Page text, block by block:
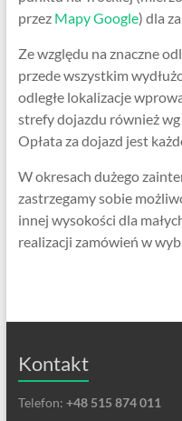
przez Mapy Google) dla
Ze względu na znaczne
przede wszystkim
odległe lokalizacje
strefy dojazdu również
Opłata za dojazd jest
W okresach dużego
zastrzegamy sobie
innej wysokości dla
realizacji zamówień w
Kontakt
Telefon: +48 515 874 011